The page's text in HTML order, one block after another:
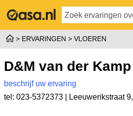
ERVARINGEN VLOEREN
D&M van der Kamp
beschrijf uw ervaring
tel: 023-5372373 |
Leeuwerikstraat 9,